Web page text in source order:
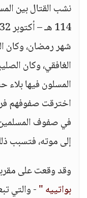
نشب القتال بين
شهر رمضان، وكان
الغافقي، وكان
المسلون فيها
اخترقت صفوفهم
في صفوف
إلى موته، فتسبب
وقد وقعت على
بواتييه "- والتي تبعد عن